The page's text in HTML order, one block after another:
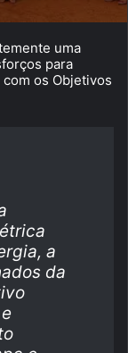
uma
para
os Objetivos
a
da